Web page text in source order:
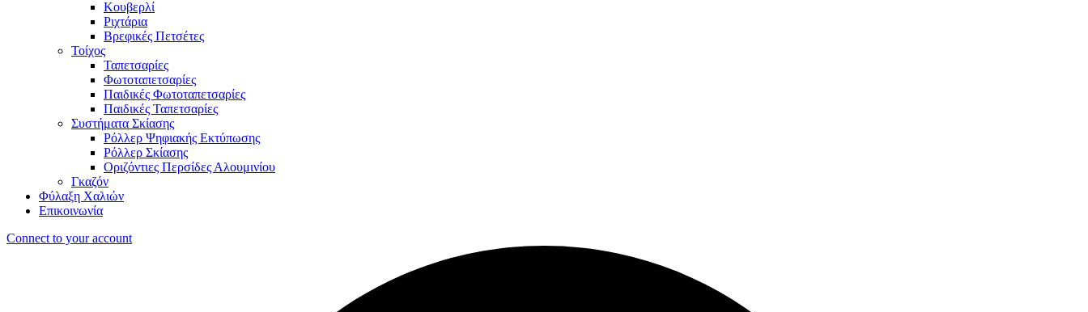
Κουβερλί
Ριχτάρια
Βρεφικές Πετσέτες
Τοίχος
Ταπετσαρίες
Φωτοταπετσαρίες
Παιδικές Φωτοταπετσαρίες
Παιδικές Ταπετσαρίες
Συστήματα Σκίασης
Ρόλλερ Ψηφιακής Εκτύπωσης
Ρόλλερ Σκίασης
Οριζόντιες Περσίδες Αλουμινίου
Γκαζόν
Φύλαξη Χαλιών
Επικοινωνία
Connect to your account